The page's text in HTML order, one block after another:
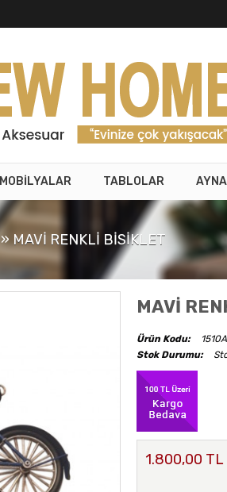
MOBİLYALAR TABLOLAR
» MAVİ RENKLİ BİSİKLET
MAVİ
Ürün Kodu:
Stok Durumu:
1.800,00 TL